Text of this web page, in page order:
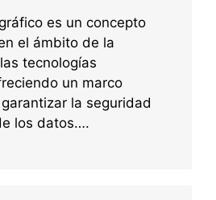
es un concepto
el ámbito de la
tecnologías
un marco
la seguridad
los datos….